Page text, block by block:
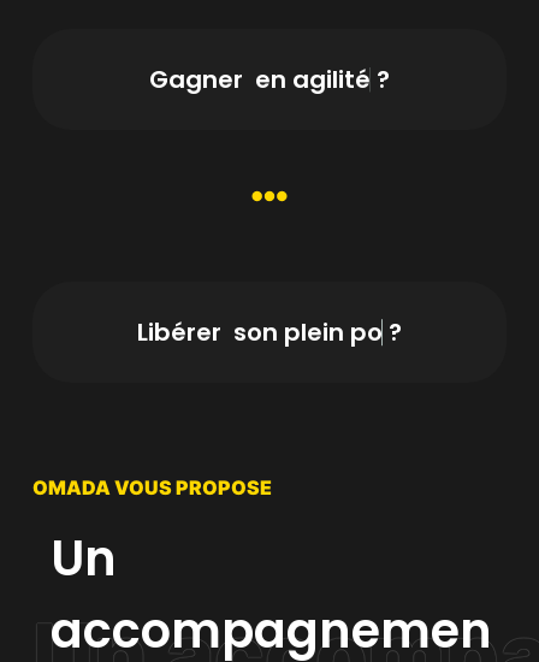
Gagner en agilité ?
Libérer so nple inpoten ti
OMADA VOUS PROPOSE
Un
accompagnemen